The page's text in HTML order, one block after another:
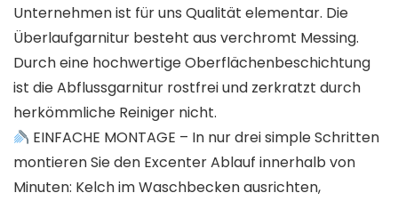
Unternehmen ist für uns Qualität elementar. Die
Überlaufgarnitur besteht aus verchromt Messing.
Durch eine hochwertige Oberflächenbeschichtung
ist die Abflussgarnitur rostfrei und zerkratzt durch
herkömmliche Reiniger nicht.
EINFACHE MONTAGE – In nur drei simple Schritten
montieren Sie den Excenter Ablauf innerhalb von
Minuten: Kelch im Waschbecken ausrichten,